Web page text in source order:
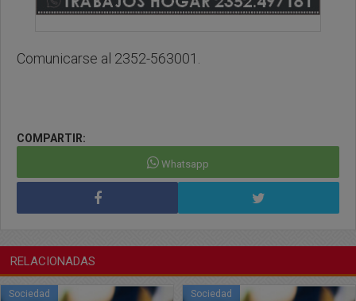
Comunicarse al 2352-563001.
COMPARTIR:
Whatsapp
RELACIONADAS
Sociedad Sociedad